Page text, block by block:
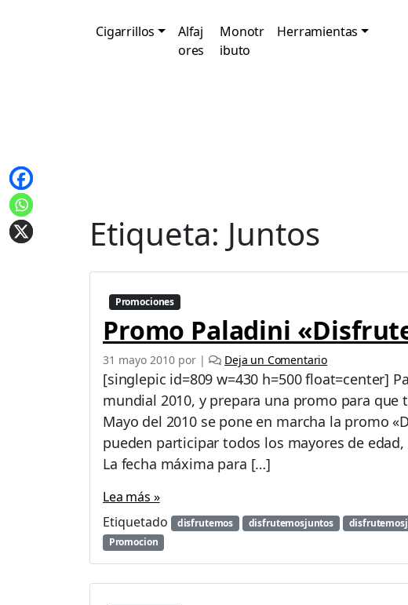
Cigarrillos
Alfaj
ores
Monotr
ibuto
Herramientas
Etiqueta: Juntos
Promociones
Promo Paladini
31 mayo 2010 por | Deja un Comentario
[singlepic id=809 w=430 h=500 float=center]
mundial 2010, y prepara una promo para que
Mayo del 2010 se pone en marcha la promo
pueden participar todos los mayores de
La fecha máxima para […]
Lea más »
Etiquetado
disfrutemos disfrutemosjuntos
Promocion